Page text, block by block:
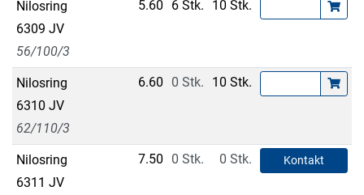
Nilosring
6309 JV
56/100/3
5.60 6 Stk. 10 Stk.
Nilosring
6310 JV
62/110/3
6.60 0 Stk. 10 Stk.
Nilosring
6311 JV
7.50 0 Stk. 0 Stk. Kontakt